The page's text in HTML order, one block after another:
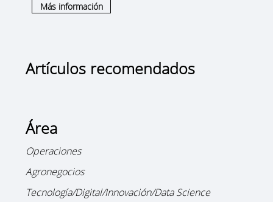
Más información
Artículos recomendados
Área
Operaciones
Agronegocios
Tecnología/Digital/Innovación/Data Science